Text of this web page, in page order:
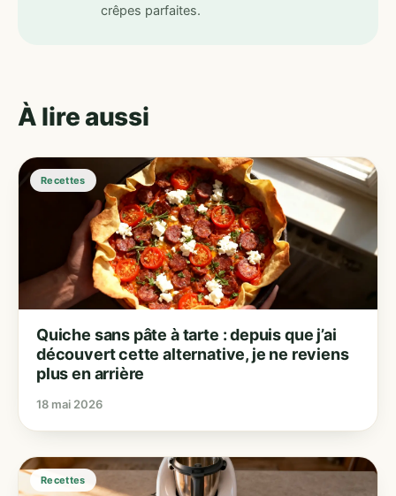
crêpes parfaites.
À lire aussi
Recettes
Quiche sans pâte à tarte : depuis que j’ai
découvert cette alternative, je ne reviens
plus en arrière
18 mai 2026
Recettes